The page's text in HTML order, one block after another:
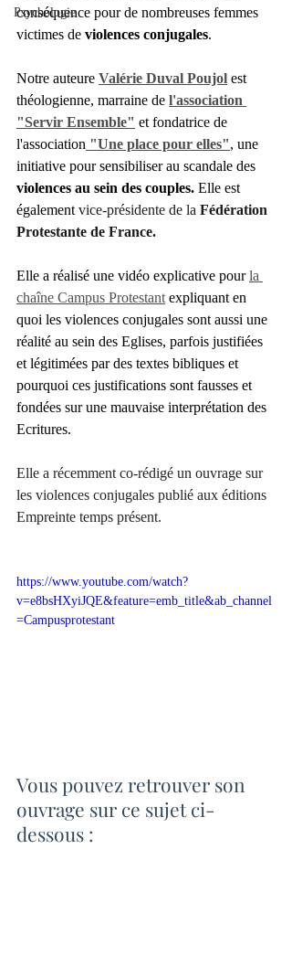
Psychologie
conséquence pour de nombreuses femmes
victimes de violences conjugales.
Notre auteure Valérie Duval Poujol est
théologienne, marraine de l'association
"Servir Ensemble" et fondatrice de
l'association "Une place pour elles", une
initiative pour sensibiliser au scandale des
violences au sein des couples. Elle est
également vice-présidente de la Fédération
Protestante de France.
Elle a réalisé une vidéo explicative pour la
chaîne Campus Protestant expliquant en
quoi les violences conjugales sont aussi une
réalité au sein des Eglises, parfois justifiées
et légitimées par des textes bibliques et
pourquoi ces justifications sont fausses et
fondées sur une mauvaise interprétation des
Ecritures.
Elle a récemment co-rédigé un ouvrage sur
les violences conjugales publié aux éditions
Empreinte temps présent.
https://www.youtube.com/watch?
v=e8bsHXyiJQE&feature=emb_title&ab_channel
=Campusprotestant
Vous pouvez retrouver son
ouvrage sur ce sujet ci-
dessous :